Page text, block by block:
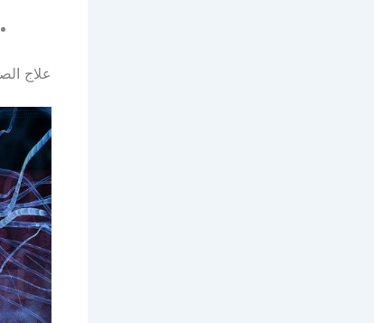
علاج